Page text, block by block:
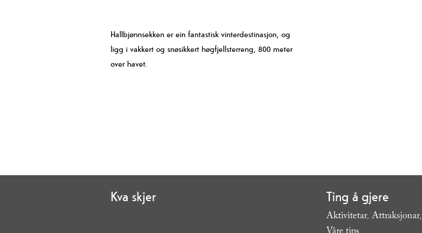
Hallbjønnsekken er ein fantastisk vinterdestinasjon, og
ligg i vakkert og snøsikkert høgfjellsterreng, 800 meter
over havet.
Kva skjer Ting å gjere
Aktivitetar, Attraksjonar,